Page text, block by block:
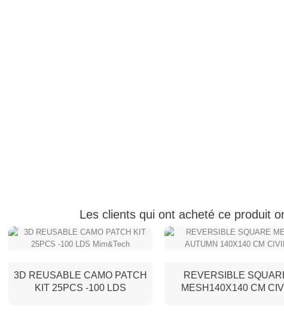
Les clients qui ont acheté ce produit
3D REUSABLE CAMO PATCH
KIT 25PCS -100 LDS
REVERSIBLE
MESH140X140 CM